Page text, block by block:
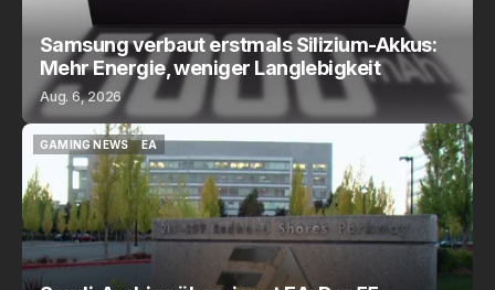
Samsung verbaut erstmals Silizium-Akkus:
Mehr Energie, weniger Langlebigkeit
Aug. 6, 2026
GAMING NEWS
GAMING NEWS
EA
EA